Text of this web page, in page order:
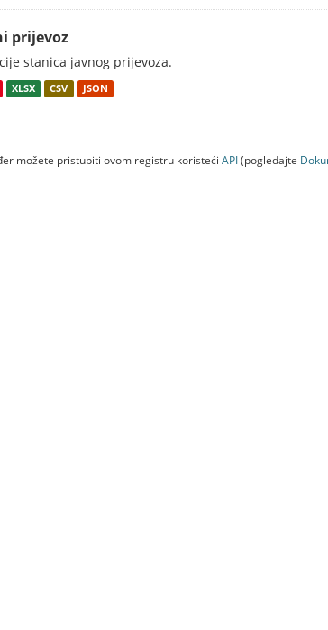
prijevoz
stanica javnog prijevoza.
XLSX CSV JSON
možete pristupiti ovom registru koristeći API(pogledajte